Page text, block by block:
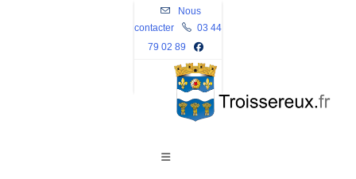
Skip
to
content
Nous
contacter
03 44
79 02 89